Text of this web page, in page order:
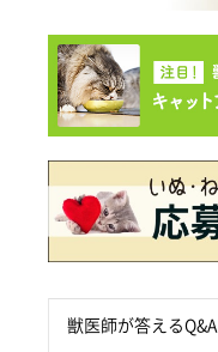
獣医師が答えるQ&A